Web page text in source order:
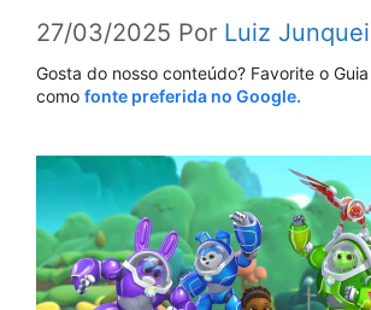
27/03/2025 Por Luiz
Gosta do nosso conteúdo? Favorite o
como fonte preferida no Google.